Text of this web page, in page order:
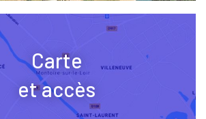
Carte
et accès